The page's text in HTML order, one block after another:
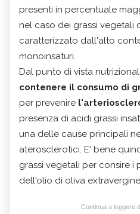
presenti in percentuale
nel caso dei grassi vegetali
caratterizzato dall'alto
monoinsaturi.
Dal punto di vista
contenere il consumo di
per prevenire
presenza di acidi grassi
una delle cause principali
aterosclerotici. E' bene
grassi vegetali per consire i
dell'olio di oliva
Continua a leggere